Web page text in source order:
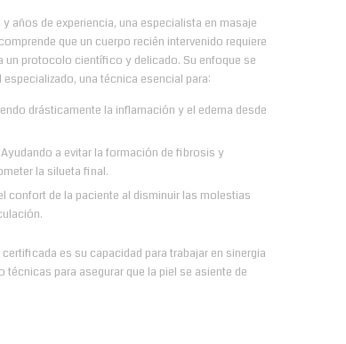
años de experiencia, una especialista en masaje
que un cuerpo recién intervenido requiere
un protocolo científico y delicado. Su enfoque se
una técnica esencial para:
drásticamente la inflamación y el edema desde
a evitar la formación de fibrosis y
la silueta final.
confort de la paciente al disminuir las molestias
es su capacidad para trabajar en sinergia
para asegurar que la piel se asiente de